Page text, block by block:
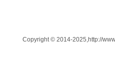
Copyright © 2014-2025,http://